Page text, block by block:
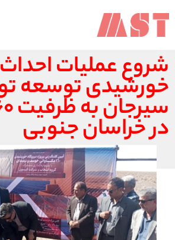
شروع عملیات احداث
خورشیدی توسعه
در خراسان جنوبی